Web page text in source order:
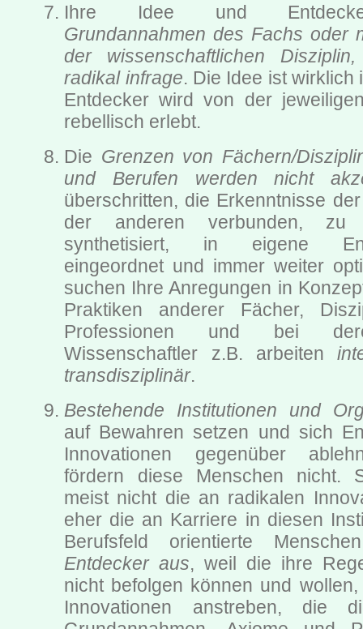
Ihre Idee und
Grundannahmen des Fachs oder
der wissenschaftlichen
radikal infrage. Die Idee ist wirklich
Entdecker wird von der
rebellisch erlebt.
Die Grenzen von Fächern/
und Berufen werden nicht
überschritten, die Erkenntnisse
der anderen verbunden, zu
synthetisiert, in eigene
eingeordnet und immer weiter
suchen Ihre Anregungen in
Praktiken anderer Fächer,
Professionen und bei
Wissenschaftler z.B. arbeiten
transdisziplinär.
Bestehende Institutionen und
auf Bewahren setzen und sich
Innovationen gegenüber
fördern diese Menschen nicht.
meist nicht die an radikalen
eher die an Karriere in diesen
Berufsfeld orientierte
Entdecker aus, weil die ihre
nicht befolgen können und
Innovationen anstreben, die